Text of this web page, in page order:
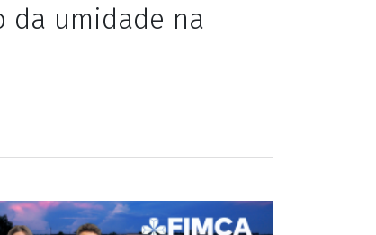
da umidade na